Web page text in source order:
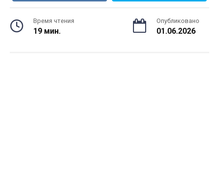
Время чтения
19 мин.
Опубликовано
01.06.2026